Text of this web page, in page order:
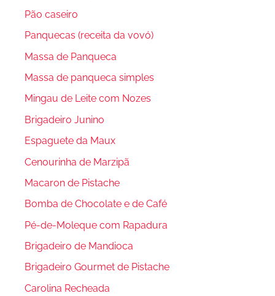
Pão caseiro
Panquecas (receita da vovó)
Massa de Panqueca
Massa de panqueca simples
Mingau de Leite com Nozes
Brigadeiro Junino
Espaguete da Maux
Cenourinha de Marzipã
Macaron de Pistache
Bomba de Chocolate e de Café
Pé-de-Moleque com Rapadura
Brigadeiro de Mandioca
Brigadeiro Gourmet de Pistache
Carolina Recheada